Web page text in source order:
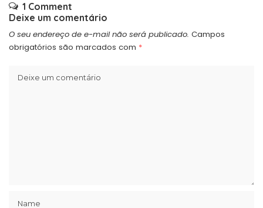
1 Comment
Deixe um comentário
O seu endereço de e-mail não será publicado. Campos
obrigatórios são marcados com *